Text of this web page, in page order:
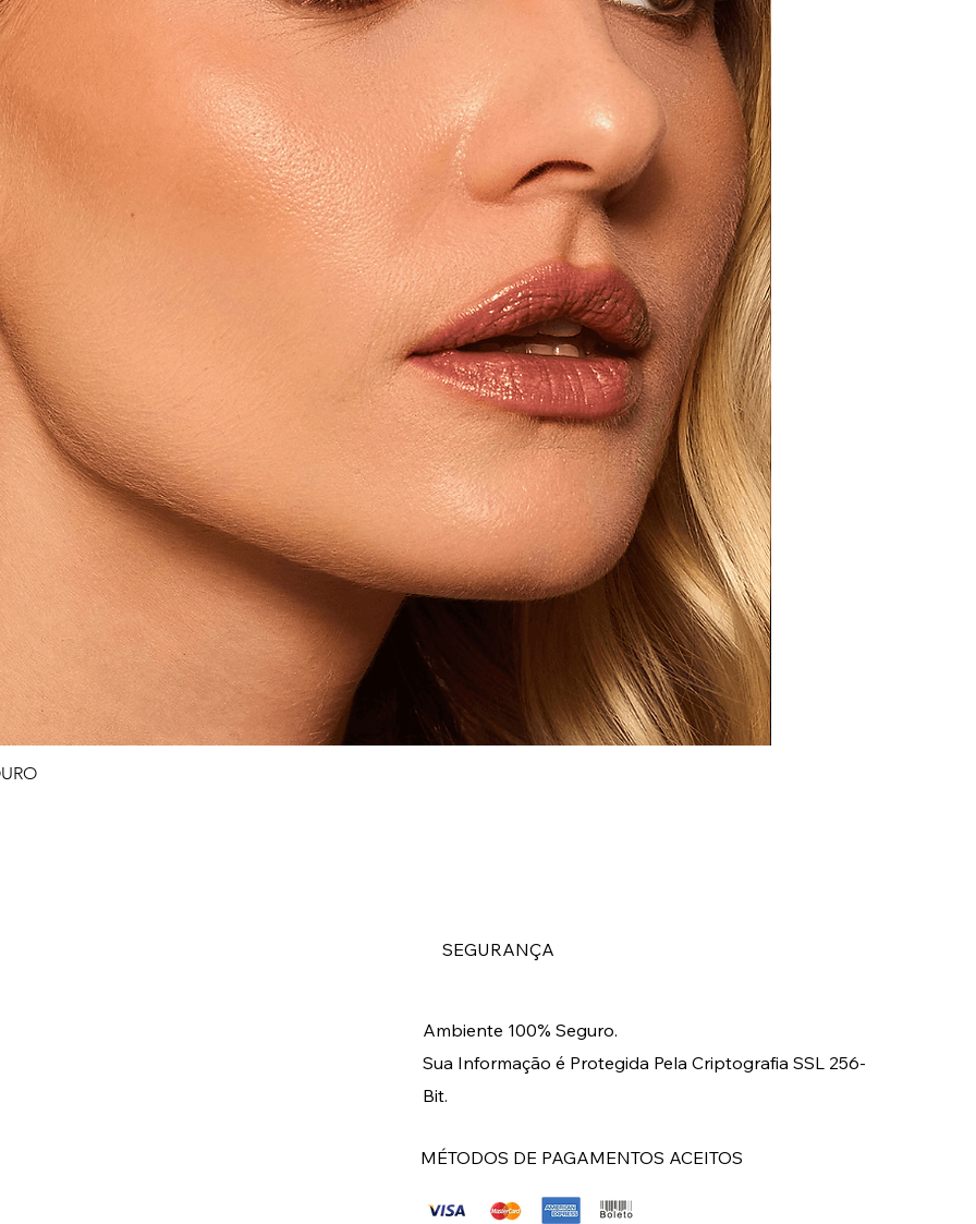
SEGURANÇA
Ambiente 100% Seguro.
Sua Informação é Protegida Pela Criptografia SSL 256-
Bit.
MÉTODOS DE PAGAMENTOS ACEITOS